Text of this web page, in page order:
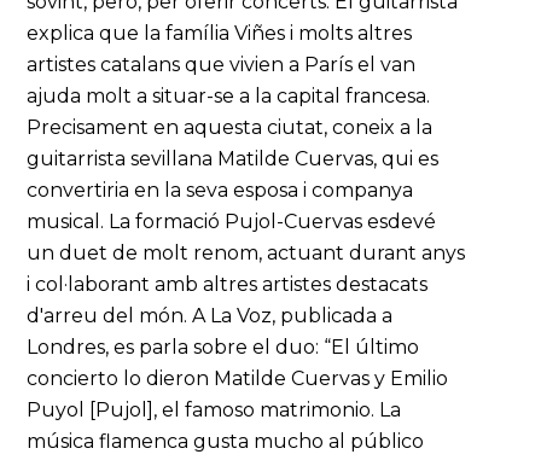
explica que la família Viñes i molts altres
artistes catalans que vivien a París el van
ajuda molt a situar-se a la capital francesa.
Precisament en aquesta ciutat, coneix a la
guitarrista sevillana Matilde Cuervas, qui es
convertiria en la seva esposa i companya
musical. La formació Pujol-Cuervas esdevé
un duet de molt renom, actuant durant anys
i col·laborant amb altres artistes destacats
d'arreu del món. A La Voz, publicada a
Londres, es parla sobre el duo: “El último
concierto lo dieron Matilde Cuervas y Emilio
Puyol [Pujol], el famoso matrimonio. La
música flamenca gusta mucho al público